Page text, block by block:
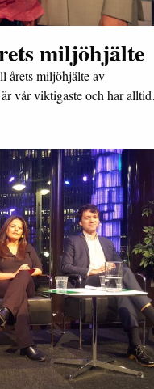
miljöhjälte
årets miljöhjälte av
vår viktigaste och har